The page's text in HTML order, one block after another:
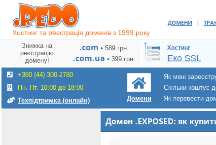
Хостинг та реєстрація доменів з 1999 року
ДОМЕНИ |
Знижка на
реєстрацію
домену!
.com • 589 грн.
.com.ua • 399 грн.
Хостинг
Еко SSL
+380 (44) 300-2780
Пн.-Пт. 10:00 до 18:00
Техпідтримка (онлайн)
Домени
Як мені
Скільки коштує
Як перевести
Домен .EXPOSED: як